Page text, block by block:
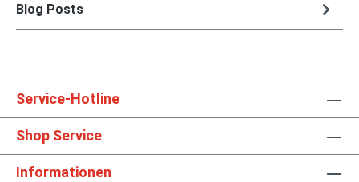
Blog Posts
Service-Hotline
Shop Service
Informationen